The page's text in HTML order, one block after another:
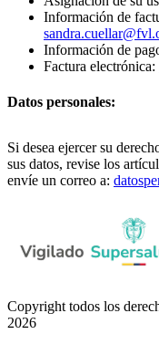
Información de
Información de
Factura electrónica:
Datos personales:
Si desea ejercer su
sus datos, revise los
envíe un correo a:
Copyright todos los
2026